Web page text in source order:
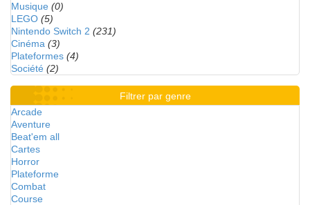
Musique (0)
LEGO (5)
Nintendo Switch 2 (231)
Cinéma (3)
Plateformes (4)
Société (2)
Filtrer par genre
Arcade
Aventure
Beat'em all
Cartes
Horror
Plateforme
Combat
Course